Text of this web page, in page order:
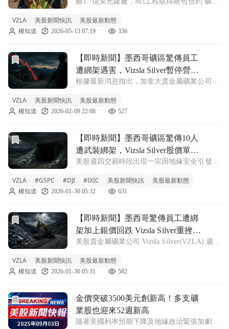
礦專案迎重大進展
州的Panuco金銀礦專案取得重要里程碑。該公
司最新宣布釋出兩項重大合約，其中M3工程
VZLA 美股新聞快訊 美股最新動態
權知道 2026-05-13 07:19 336
前往【即時新聞】墨西哥礦區驚傳員工遭綁架遇害，Vizsla
【即時新聞】墨西哥礦區驚傳員工
遭綁架遇害，Vizsla Silver暫停營運
引發投資人擔憂
根據最新消息指出，加拿大貴金屬礦業公司
（Sinaloa）的帕努科（Panuco）專案礦區，日
前發生嚴重的安全事件。公司證實，在 10 名
VZLA 美股新聞快訊 美股最新動態
權知道 2026-02-09 22:08 527
前往【即時新聞】墨西哥礦區驚傳10人遭武裝綁架，Vizsla
【即時新聞】墨西哥礦區驚傳10人
遭武裝綁架，Vizsla Silver股價單日
重挫近15%
美股週四交易時段出現一宗因地緣安全引發的
Silver(VZLA) 在傳出墨西哥業務據點發生員工
遭綁架事件後，股價應聲重挫。投資人擔憂營
VZLA #GSPC #DJI #IXIC 美股新聞快訊 美股最新動態
權知道 2026-01-30 05:32 631
前往【即時新聞】墨西哥驚傳員工遭綁架加上銀價回跌
【即時新聞】墨西哥驚傳員工遭綁
架加上銀價回跌 Vizsla Silver重挫近
15%
美股貴金屬礦業公司 Vizsla Silver(VZLA) 週四
價來到 5.84 美元。造成股價崩跌的主因，除
了國際銀價走軟外，更關鍵的是公司傳出重大
VZLA 美股新聞快訊 美股最新動態
權知道 2026-01-30 05:31 582
前往金價突破3500美元創新高！多支礦業股也迎來52週新高
金價突破3500美元創新高！多支礦
業股也迎來52週新高
隨著美國利率預期下降及地緣政治緊張加劇，